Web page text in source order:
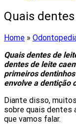
Quais
Home »
Quais dentes de
dentes de leite
primeiros
envolve a dentição
Diante disso,
sobre quais dentes
que vamos falar.